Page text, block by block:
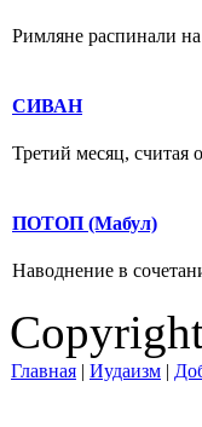
Римляне распинали
СИВАН
Третий месяц,
ПОТОП (Мабул)
Наводнение в
Главная | Иудаизм |